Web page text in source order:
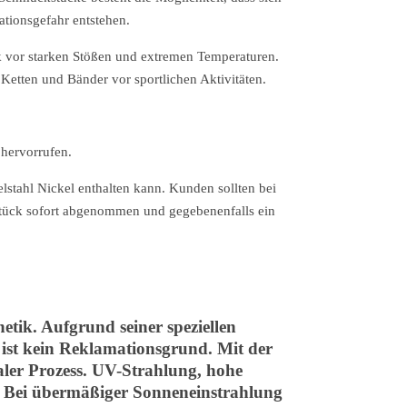
entstehen.
starken Stößen und extremen Temperaturen.
und Bänder vor sportlichen Aktivitäten.
Nickel enthalten kann. Kunden sollten bei
sofort abgenommen und gegebenenfalls ein
Aufgrund seiner speziellen
kein Reklamationsgrund. Mit der
Prozess. UV-Strahlung, hohe
übermäßiger Sonneneinstrahlung